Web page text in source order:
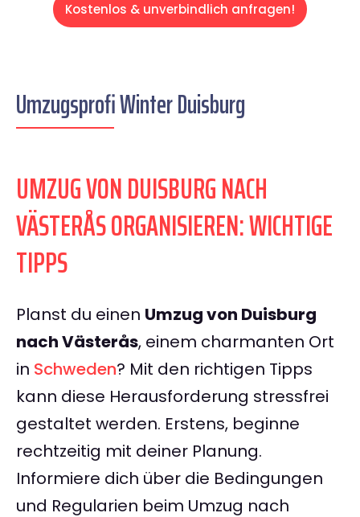
Kostenlos & unverbindlich anfragen!
Umzugsprofi Winter Duisburg
UMZUG VON DUISBURG NACH
VÄSTERÅS ORGANISIEREN: WICHTIGE
TIPPS
Planst du einen Umzug von Duisburg
nach Västerås, einem charmanten Ort
in Schweden? Mit den richtigen Tipps
kann diese Herausforderung stressfrei
gestaltet werden. Erstens, beginne
rechtzeitig mit deiner Planung.
Informiere dich über die Bedingungen
und Regularien beim Umzug nach